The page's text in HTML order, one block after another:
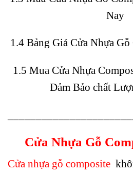
Nay
1.4 Bảng Giá Cửa Nhựa
1.5 Mua Cửa Nhựa
Đảm Bảo chất
Cửa Nhựa Gỗ
Cửa nhựa gỗ composite